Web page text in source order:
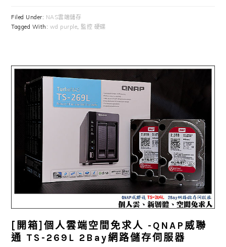
Filed Under: NAS雲端儲存
Tagged With: wd purple, 監控 硬碟
[開箱]個人雲端空間免求人 -QNAP威聯
通 TS-269L 2Bay網路儲存伺服器